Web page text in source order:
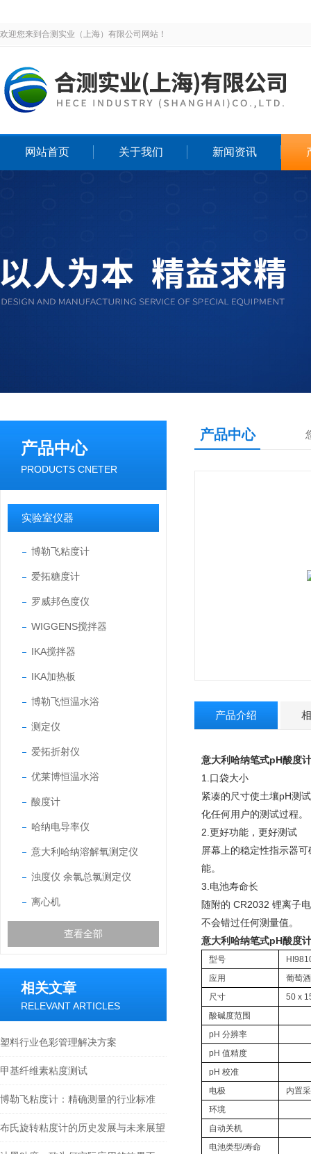
欢迎您来到合测实业（上海）有限公司网站！
网站首页 关于我们 新闻资讯
产品中心
PRODUCTS CNETER
实验室仪器
博勒飞粘度计
爱拓糖度计
罗威邦色度仪
WIGGENS搅拌器
IKA搅拌器
IKA加热板
博勒飞恒温水浴
测定仪
爱拓折射仪
优莱博恒温水浴
酸度计
哈纳电导率仪
意大利哈纳溶解氧测定仪
浊度仪 余氯总氯测定仪
离心机
查看全部
相关文章
RELEVANT ARTICLES
塑料行业色彩管理解决方案
甲基纤维素粘度测试
博勒飞粘度计：精确测量的行业标准
布氏旋转粘度计的历史发展与未来展望
产品中心
产品介绍
意大利哈纳笔式pH酸度
1.口袋大小
紧凑的尺寸使土壤pH测
化任何用户的测试过程。
2.更好功能，更好测试
屏幕上的稳定性指示器
能。
3.电池寿命长
随附的 CR2032 锂离子
不会错过任何测量值。
意大利哈纳笔式pH酸度
型号
应用
葡萄
尺寸
50 x
酸碱度范围
pH 分辨率
pH 值精度
pH 校准
电极
内置
环境
自动关机
电池类型/寿命